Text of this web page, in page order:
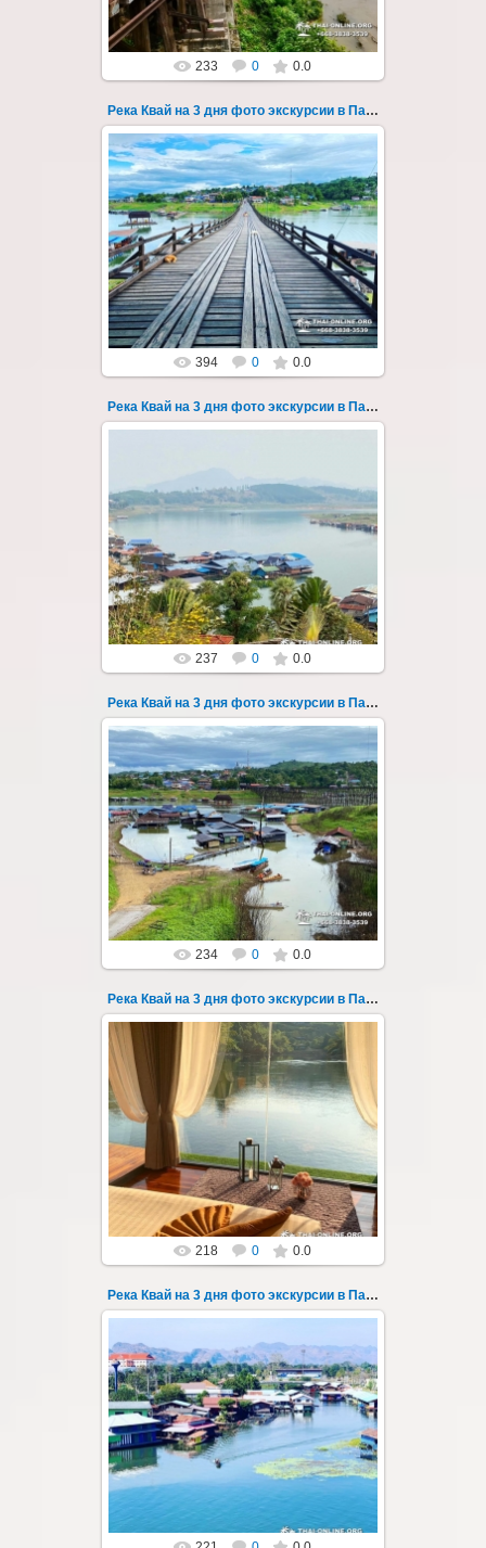
233 0 0.0
Река Квай на 3 дня фото экскурсии в Паттайе 62
22.03.2023
Тур на три дня из Паттайи на реку Квай,
водопады Эраван, Сайок Ной и Сайок Яй,
затопленный город Сангклабури, деревня...
Thai-Online
394 0 0.0
Река Квай на 3 дня фото экскурсии в Паттайе 63
22.03.2023
Тур на три дня из Паттайи на реку Квай,
водопады Эраван, Сайок Ной и Сайок Яй,
затопленный город Сангклабури, деревня...
Thai-Online
237 0 0.0
Река Квай на 3 дня фото экскурсии в Паттайе 64
22.03.2023
Тур на три дня из Паттайи на реку Квай,
водопады Эраван, Сайок Ной и Сайок Яй,
затопленный город Сангклабури, деревня...
Thai-Online
234 0 0.0
Река Квай на 3 дня фото экскурсии в Паттайе 65
22.03.2023
Тур на три дня из Паттайи на реку Квай,
водопады Эраван, Сайок Ной и Сайок Яй,
затопленный город Сангклабури, деревня...
Thai-Online
218 0 0.0
Река Квай на 3 дня фото экскурсии в Паттайе 66
22.03.2023
Тур на три дня из Паттайи на реку Квай,
водопады Эраван, Сайок Ной и Сайок Яй,
затопленный город Сангклабури, деревня...
Thai-Online